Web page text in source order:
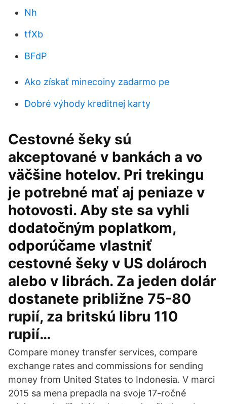
Nh
tfXb
BFdP
Ako získať minecoiny zadarmo pe
Dobré výhody kreditnej karty
Cestovné šeky sú
akceptované v bankách a vo
väčšine hotelov. Pri trekingu
je potrebné mať aj peniaze v
hotovosti. Aby ste sa vyhli
dodatočným poplatkom,
odporúčame vlastniť
cestovné šeky v US dolároch
alebo v librách. Za jeden dolár
dostanete približne 75-80
rupií, za britskú libru 110
rupií…
Compare money transfer services, compare
exchange rates and commissions for sending
money from United States to Indonesia. V marci
2015 sa mena prepadla na svoje 17-ročné